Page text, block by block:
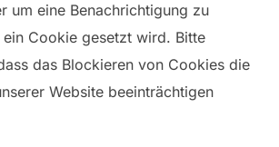
um eine Benachrichtigung zu
Cookie gesetzt wird. Bitte
das Blockieren von Cookies die
Website beeinträchtigen